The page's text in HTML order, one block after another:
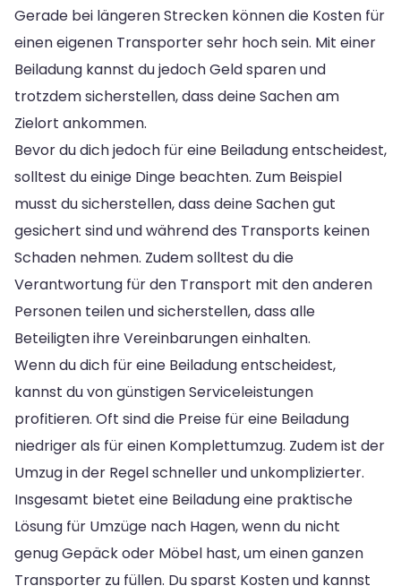
Gerade bei längeren Strecken können die Kosten für
einen eigenen Transporter sehr hoch sein. Mit einer
Beiladung kannst du jedoch Geld sparen und
trotzdem sicherstellen, dass deine Sachen am
Zielort ankommen.
Bevor du dich jedoch für eine Beiladung entscheidest,
solltest du einige Dinge beachten. Zum Beispiel
musst du sicherstellen, dass deine Sachen gut
gesichert sind und während des Transports keinen
Schaden nehmen. Zudem solltest du die
Verantwortung für den Transport mit den anderen
Personen teilen und sicherstellen, dass alle
Beteiligten ihre Vereinbarungen einhalten.
Wenn du dich für eine Beiladung entscheidest,
kannst du von günstigen Serviceleistungen
profitieren. Oft sind die Preise für eine Beiladung
niedriger als für einen Komplettumzug. Zudem ist der
Umzug in der Regel schneller und unkomplizierter.
Insgesamt bietet eine Beiladung eine praktische
Lösung für Umzüge nach Hagen, wenn du nicht
genug Gepäck oder Möbel hast, um einen ganzen
Transporter zu füllen. Du sparst Kosten und kannst